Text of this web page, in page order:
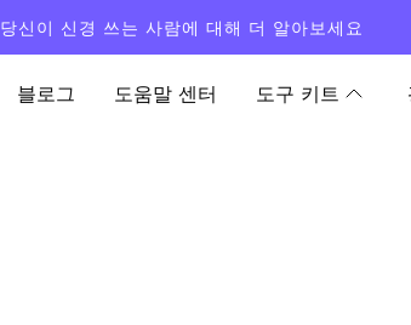
당신이 신경 쓰는 사람에 대해 더 알아보세요
블로그 도움말 센터 도구 키트